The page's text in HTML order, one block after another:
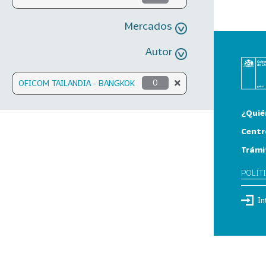
Mercados
Autor
OFICOM TAILANDIA - BANGKOK 0